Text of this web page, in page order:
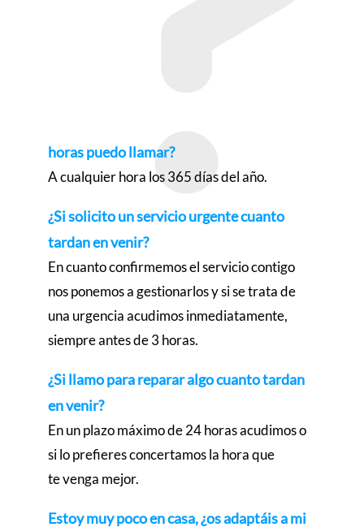
horas puedo llamar?
A cualquier hora los 365 días del año.
¿Si solicito un servicio urgente cuanto
tardan en venir?
En cuanto confirmemos el servicio contigo
nos ponemos a gestionarlos y si se trata de
una urgencia acudimos inmediatamente,
siempre antes de 3 horas.
¿Si llamo para reparar algo cuanto tardan
en venir?
En un plazo máximo de 24 horas acudimos o
si lo prefieres concertamos la hora que
te venga mejor.
Estoy muy poco en casa, ¿os adaptáis a mi